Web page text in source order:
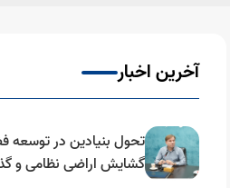
آخرین اخبار
تحول بنیادین در توسعه
گشایش اراضی نظامی و